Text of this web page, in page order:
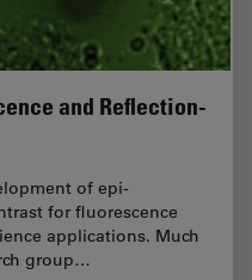
and Reflection-
of epi-
for fluorescence
applications. Much
group…